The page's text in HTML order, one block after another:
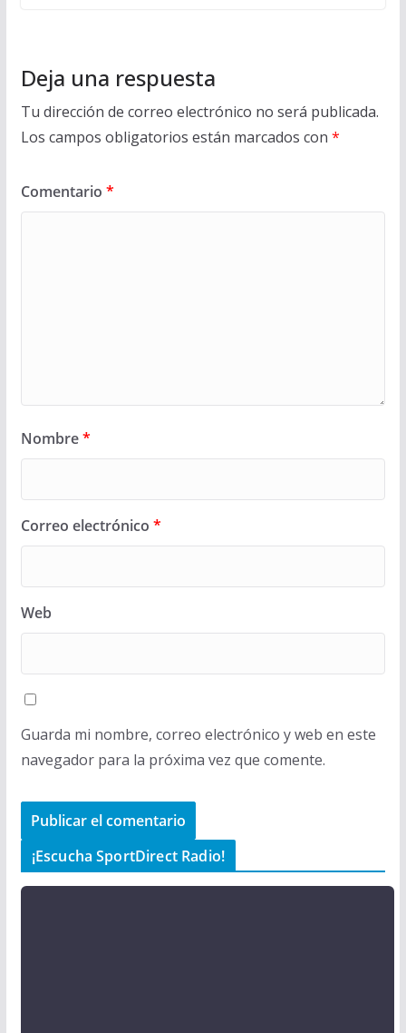
Deja una respuesta
Tu dirección de correo electrónico no será publicada.
Los campos obligatorios están marcados con *
Comentario *
Nombre*
Correo electrónico *
Web
Guarda mi nombre, correo electrónico y web en este
navegador para la próxima vez que comente.
¡Escucha SportDirect Radio!